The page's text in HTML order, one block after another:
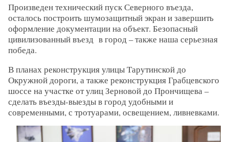
Произведен технический пуск Северного въезда,
осталось построить шумозащитный экран и завершить
оформление документации на объект. Безопасный
цивилизованный въезд в город – также наша серьезная
победа.
В планах реконструкция улицы Тарутинской до
Окружной дороги, а также реконструкция Грабцевского
шоссе на участке от улиц Зерновой до Прончищева –
сделать въезды-выезды в город удобными и
современными, с тротуарами, освещением, ливневками.